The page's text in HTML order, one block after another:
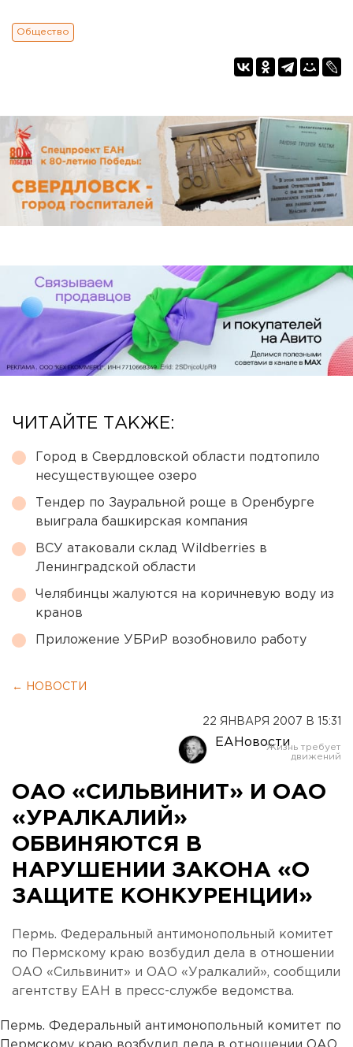
Общество
ЧИТАЙТЕ ТАКЖЕ:
Город в Свердловской области подтопило
несуществующее озеро
Тендер по Зауральной роще в Оренбурге
выиграла башкирская компания
ВСУ атаковали склад Wildberries в
Ленинградской области
Челябинцы жалуются на коричневую воду из
кранов
Приложение УБРиР возобновило работу
← НОВОСТИ
22 ЯНВАРЯ 2007 В 15:31
ЕАНовости
ОАО «СИЛЬВИНИТ» И ОАО
«УРАЛКАЛИЙ»
ОБВИНЯЮТСЯ В
НАРУШЕНИИ ЗАКОНА «О
ЗАЩИТЕ КОНКУРЕНЦИИ»
Пермь. Федеральный антимонопольный комитет
по Пермскому краю возбудил дела в отношении
ОАО «Сильвинит» и ОАО «Уралкалий», сообщили
агентству ЕАН в пресс-службе ведомства.
Пермь. Федеральный антимонопольный комитет по